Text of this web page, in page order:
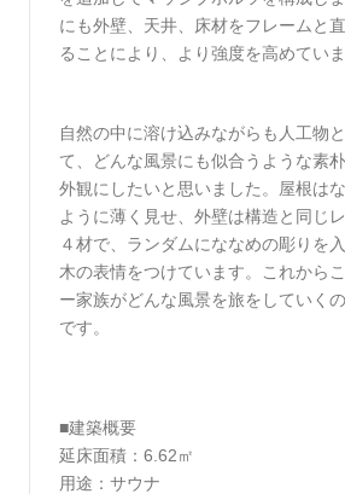
にも外壁、天井、床材をフレームと
ることにより、より強度を高めていま
自然の中に溶け込みながらも人工物
て、どんな風景にも似合うような素
外観にしたいと思いました。屋根は
ように薄く見せ、外壁は構造と同じ
４材で、ランダムにななめの彫りを
木の表情をつけています。これから
ー家族がどんな風景を旅をしていく
です。
■建築概要
延床面積：6.62㎡
用途：サウナ